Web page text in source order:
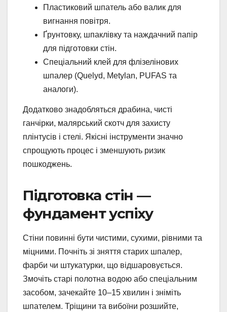
Пластиковий шпатель або валик для
вигнання повітря.
Ґрунтовку, шпаклівку та наждачний папір
для підготовки стін.
Спеціальний клей для флізелінових
шпалер (Quelyd, Metylan, PUFAS та
аналоги).
Додатково знадобляться драбина, чисті
ганчірки, малярський скотч для захисту
плінтусів і стелі. Якісні інструменти значно
спрощують процес і зменшують ризик
пошкоджень.
Підготовка стін —
фундамент успіху
Стіни повинні бути чистими, сухими, рівними та
міцними. Почніть зі зняття старих шпалер,
фарби чи штукатурки, що відшаровується.
Змочіть старі полотна водою або спеціальним
засобом, зачекайте 10–15 хвилин і зніміть
шпателем. Тріщини та вибоїни розшийте,